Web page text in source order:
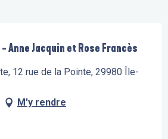
Anne Jacquin et Rose Francès
12 rue de la Pointe, 29980 Île-
M'y rendre